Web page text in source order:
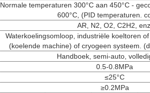
Normale temperaturen 300°C aan 450°C -
600°C, (PID temperaturen.
AR, N2, O2, C2H2,
Waterkoelingsomloop, industriële koeltoren
(koelende machine) of cryogeen systeem.
Handboek, semi-auto,
0.5-0.8MPa
≤25°C
≥0.2MPa